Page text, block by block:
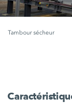
Tambour sécheur